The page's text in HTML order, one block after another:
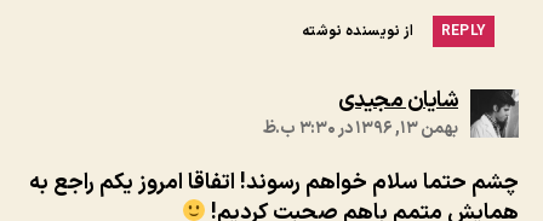
REPLY از نویسنده نوشته
شایان مجیدی
بهمن ۱۳, ۱۳۹۶ در ۳:۳۰ ب.ظ
چشم حتما سلام خواهم رسوند! اتفاقا امروز یکم راجع به
همایش متمم باهم صحبت کردیم!